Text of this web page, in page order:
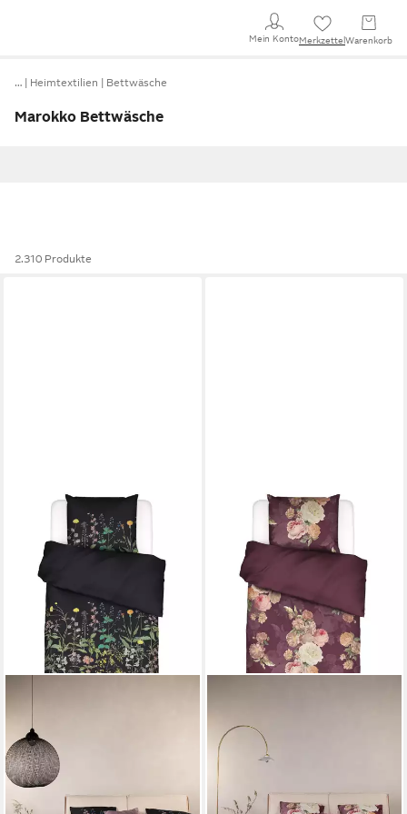
Mein KontoMerkzettel Warenkorb
… Heimtextilien Bettwäsche
Marokko Bettwäsche
2.310 Produkte